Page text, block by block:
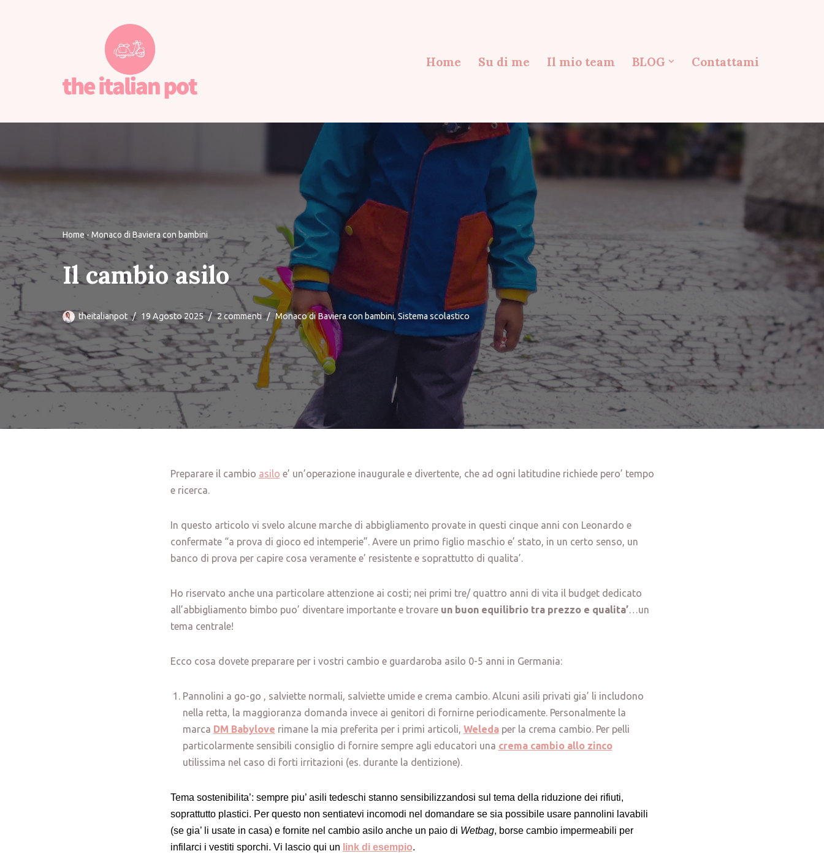
Home Su di me Il mio team BLOG Contattami
Home- Monaco di Baviera con bambini
Il cambio asilo
theitalianpot 19 Agosto 2025 2 commenti Monaco di Baviera con bambini,Sistema scolastico
Preparare il cambio asilo e’ un’operazione inaugurale e divertente, che ad ogni latitudine richiede pero’ tempo
e ricerca.
In questo articolo vi svelo alcune marche di abbigliamento provate in questi cinque anni con Leonardo e
confermate “a prova di gioco ed intemperie”. Avere un primo figlio maschio e’ stato, in un certo senso, un
banco di prova per capire cosa veramente e’ resistente e soprattutto di qualita’.
Ho riservato anche una particolare attenzione ai costi; nei primi tre/ quattro anni di vita il budget dedicato
all’abbigliamento bimbo puo’ diventare importante e trovare un buon equilibrio tra prezzo e qualita’…un
tema centrale!
Ecco cosa dovete preparare per i vostri cambio e guardaroba asilo 0-5 anni in Germania:
Pannolini a go-go , salviette normali, salviette umide e crema cambio. Alcuni asili privati gia’ li includono
nella retta, la maggioranza domanda invece ai genitori di fornirne periodicamente. Personalmente la
marca DM Babylove rimane la mia preferita per i primi articoli, Weledaper la crema cambio. Per pelli
particolarmente sensibili consiglio di fornire sempre agli educatori una crema cambio allo zinco
utilissima nel caso di forti irritazioni (es. durante la dentizione).
Tema sostenibilita’: sempre piu’ asili tedeschi stanno sensibilizzandosi sul tema della riduzione dei rifiuti,
soprattutto plastici. Per questo non sentiatevi incomodi nel domandare se sia possibile usare pannolini lavabili
(se gia’ li usate in casa) e fornite nel cambio asilo anche un paio di Wetbag, borse cambio impermeabili per
infilarci i vestiti sporchi. Vi lascio qui un link di esempio.